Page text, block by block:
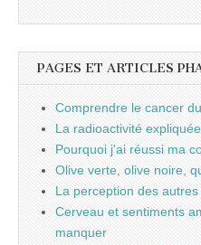
PAGES ET ARTICLES
Comprendre le cancer
La radioactivité
Pourquoi j'ai réussi ma
Olive verte, olive noire,
La perception des
Cerveau et sentiments
manquer